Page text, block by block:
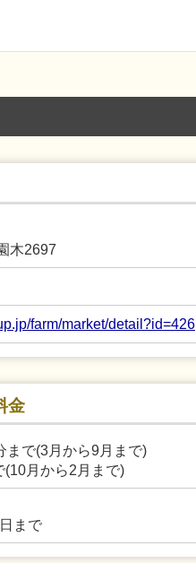
木2697
farm/market/detail?id=426
金
まで(3月から9月まで)
(10月から2月まで)
まで